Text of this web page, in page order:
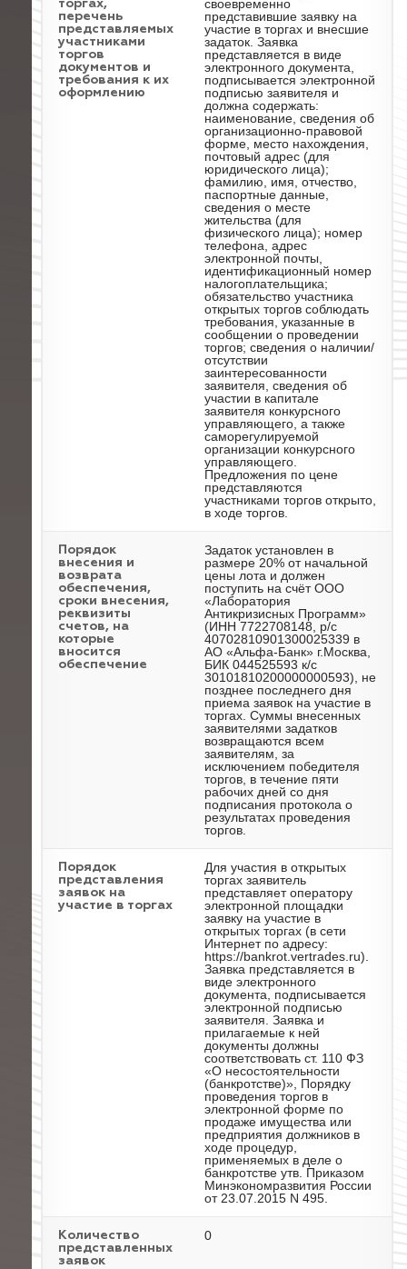
торгах,
перечень
представляемых
участниками
торгов
документов и
требования к их
оформлению
своевременно
представившие заявку на
участие в торгах и внесшие
задаток. Заявка
представляется в виде
электронного документа,
подписывается электронной
подписью заявителя и
должна содержать:
наименование, сведения об
организационно-правовой
форме, место нахождения,
почтовый адрес (для
юридического лица);
фамилию, имя, отчество,
паспортные данные,
сведения о месте
жительства (для
физического лица); номер
телефона, адрес
электронной почты,
идентификационный номер
налогоплательщика;
обязательство участника
открытых торгов соблюдать
требования, указанные в
сообщении о проведении
торгов; сведения о наличии/
отсутствии
заинтересованности
заявителя, сведения об
участии в капитале
заявителя конкурсного
управляющего, а также
саморегулируемой
организации конкурсного
управляющего.
Предложения по цене
представляются
участниками торгов открыто,
в ходе торгов.
Порядок
внесения и
возврата
обеспечения,
сроки внесения,
реквизиты
счетов, на
которые
вносится
обеспечение
Задаток установлен в
размере 20% от начальной
цены лота и должен
поступить на счёт ООО
«Лаборатория
Антикризисных Программ»
(ИНН 7722708148, р/с
40702810901300025339 в
АО «Альфа-Банк» г.Москва,
БИК 044525593 к/с
30101810200000000593), не
позднее последнего дня
приема заявок на участие в
торгах. Суммы внесенных
заявителями задатков
возвращаются всем
заявителям, за
исключением победителя
торгов, в течение пяти
рабочих дней со дня
подписания протокола о
результатах проведения
торгов.
Порядок
представления
заявок на
участие в торгах
Для участия в открытых
торгах заявитель
представляет оператору
электронной площадки
заявку на участие в
открытых торгах (в сети
Интернет по адресу:
https://bankrot.vertrades.ru).
Заявка представляется в
виде электронного
документа, подписывается
электронной подписью
заявителя. Заявка и
прилагаемые к ней
документы должны
соответствовать ст. 110 ФЗ
«О несостоятельности
(банкротстве)», Порядку
проведения торгов в
электронной форме по
продаже имущества или
предприятия должников в
ходе процедур,
применяемых в деле о
банкротстве утв. Приказом
Минэкономразвития России
от 23.07.2015 N 495.
Количество
представленных
заявок
0